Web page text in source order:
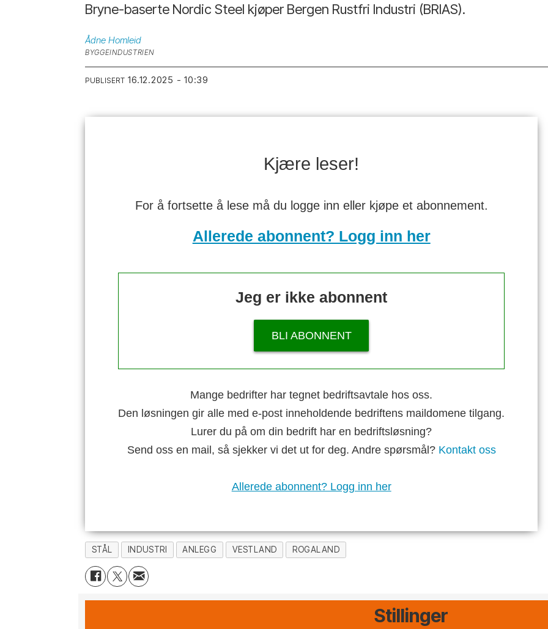
Bryne-baserte Nordic Steel kjøper Bergen Rustfri Industri (BRIAS).
Ådne Homleid
BYGGEINDUSTRIEN
PUBLISERT 16.12.2025 - 10:39
Kjære leser!
For å fortsette å lese må du logge inn eller kjøpe et abonnement.
Allerede abonnent? Logg inn her
Jeg er ikke abonnent
BLI ABONNENT
Mange bedrifter har tegnet bedriftsavtale hos oss.
Den løsningen gir alle med e-post inneholdende bedriftens maildomene tilgang.
Lurer du på om din bedrift har en bedriftsløsning?
Send oss en mail, så sjekker vi det ut for deg. Andre spørsmål? Kontakt oss
Allerede abonnent? Logg inn her
STÅL INDUSTRI ANLEGG VESTLAND ROGALAND
Stillinger